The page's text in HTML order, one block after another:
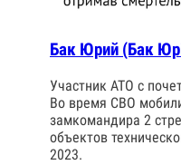
Бак Юрий (Бак
Участник АТО с
Во время СВО
замкомандира 2
объектов
2023.